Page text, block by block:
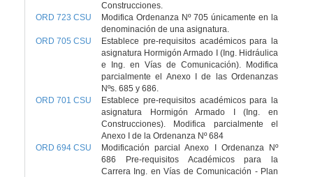
Construcciones.
ORD 723 CSU
Modifica Ordenanza Nº 705 únicamente en la
denominación de una asignatura.
ORD 705 CSU
Establece pre-requisitos académicos para la
asignatura Hormigón Armado I (Ing. Hidráulica
e Ing. en Vías de Comunicación). Modifica
parcialmente el Anexo I de las Ordenanzas
Nºs. 685 y 686.
ORD 701 CSU
Establece pre-requisitos académicos para la
asignatura Hormigón Armado I (Ing. en
Construcciones). Modifica parcialmente el
Anexo I de la Ordenanza Nº 684
ORD 694 CSU
Modificación parcial Anexo I Ordenanza Nº
686 Pre-requisitos Académicos para la
Carrera Ing. en Vías de Comunicación - Plan